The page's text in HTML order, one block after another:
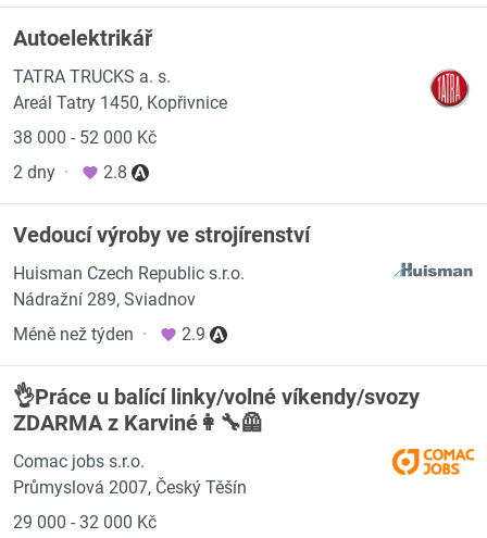
Autoelektrikář
TATRA TRUCKS a. s.
Areál Tatry 1450, Kopřivnice
38 000 - 52 000 Kč
2 dny · 2.8
Vedoucí výroby ve strojírenství
Huisman Czech Republic s.r.o.
Nádražní 289, Sviadnov
Méně než týden · 2.9
👌Práce u balící linky/volné víkendy/svozy
ZDARMA z Karviné👩‍🔧🦺
Comac jobs s.r.o.
Průmyslová 2007, Český Těšín
29 000 - 32 000 Kč